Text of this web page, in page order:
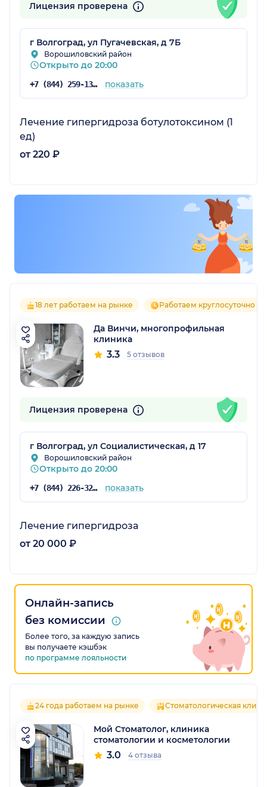
обл.)
Лицензия проверена
г Волгоград, ул Пугачевская, д 7Б
Ворошиловский район
Открыто до 20:00
+7 (844) 259-13-87 показать
Лечение гипергидроза ботулотоксином (1
ед)
от 220 ₽
18 лет работаем на рынке Работаем круглосуточно
Да Винчи, многопрофильная
клиника
3.3 5 отзывов
Лицензия проверена
г Волгоград, ул Социалистическая, д 17
Ворошиловский район
Открыто до 20:00
+7 (844) 226-32-40 показать
Лечение гипергидроза
от 20 000 ₽
Онлайн-запись
без комиссии
Более того, за каждую запись
вы получаете кэшбэк
по программе лояльности
24 года работаем на рынке Стоматологическая
Мой Стоматолог, клиника
стоматологии и косметологии
3.0 4 отзыва